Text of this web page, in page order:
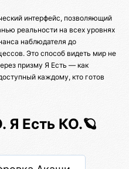
интерфейс, позволяющий
реальности на всех уровнях
наблюдателя до
Это способ видеть мир не
призму Я Есть — как
каждому, кто готов
Я Есть КО.🪐